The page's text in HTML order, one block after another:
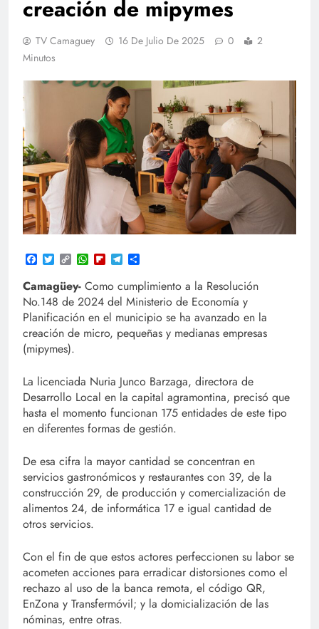
creación de mipymes
TV Camaguey 16 De Julio De 2025 0
2
Minutos
Facebook
TwitterCopy
Link
WhatsApp
FlipboardTelegram
Camagüey- Como cumplimiento a la Resolución
No.148 de 2024 del Ministerio de Economía y
Planificación en el municipio se ha avanzado en la
creación de micro, pequeñas y medianas empresas
(mipymes).
La licenciada Nuria Junco Barzaga, directora de
Desarrollo Local en la capital agramontina, precisó que
hasta el momento funcionan 175 entidades de este tipo
en diferentes formas de gestión.
De esa cifra la mayor cantidad se concentran en
servicios gastronómicos y restaurantes con 39, de la
construcción 29, de producción y comercialización de
alimentos 24, de informática 17 e igual cantidad de
otros servicios.
Con el fin de que estos actores perfeccionen su labor se
acometen acciones para erradicar distorsiones como el
rechazo al uso de la banca remota, el código QR,
EnZona y Transfermóvil; y la domicialización de las
nóminas, entre otras.